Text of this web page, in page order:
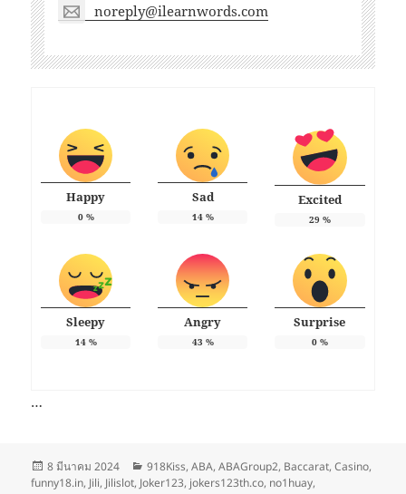
noreply@ilearnwords.com
Happy
0%
Sad
14%
Excited
29 %
Sleepy
14%
Angry
43 %
Surprise
0%
…
เขียน
เมื่อ
8 มีนาคม 2024
หมวด
หมู่
918Kiss,ABA,ABAGroup2, Baccarat,Casino,
funny18.in, Jili, Jilislot, Joker123, jokers123th.co, no1huay,